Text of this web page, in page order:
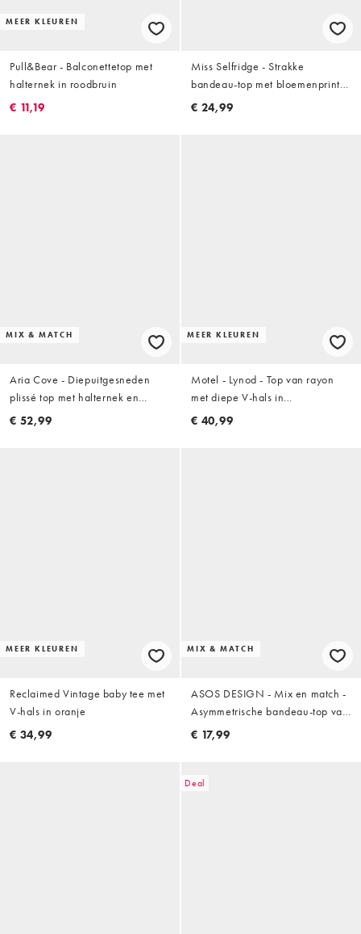
MEER KLEUREN
Pull&Bear - Balconettetop met
halternek in roodbruin
€ 11,19
Miss Selfridge - Strakke
bandeau-top met bloemenprint
in perzikkleur
€ 24,99
MIX & MATCH
Aria Cove - Diepuitgesneden
plissé top met halternek en
gestrikte open achterkant in
€ 52,99
MEER KLEUREN
Motel - Lynod - Top van rayon
met diepe V-hals in
zonsondergang oranje
€ 40,99
MEER KLEUREN
Reclaimed Vintage baby tee met
V-hals in oranje
€ 34,99
MIX & MATCH
ASOS DESIGN - Mix en match -
Asymmetrische bandeau-top van
gekreukt katoen in rood
€ 17,99
Deal